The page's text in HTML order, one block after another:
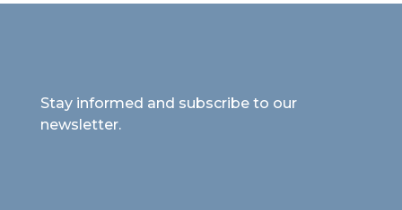
Stay informed and subscribe to our
newsletter.